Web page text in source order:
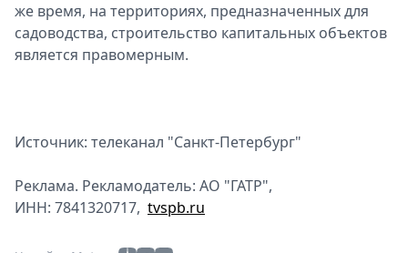
же время, на территориях, предназначенных для
садоводства, строительство капитальных объектов
является правомерным.
Источник: телеканал "Санкт-Петербург"
Реклама. Рекламодатель: АО "ГАТР",
ИНН: 7841320717, tvspb.ru